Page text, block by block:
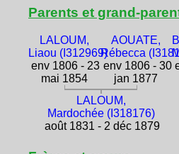
Parents et grand-
LALOUM,
Liaou (I312969)
env 1806 - 23
mai 1854
AOUATE,
Rébecca
env 1806 - 30
jan 1877
LALOUM,
Mardochée (I318176)
août 1831 - 2 déc 1879